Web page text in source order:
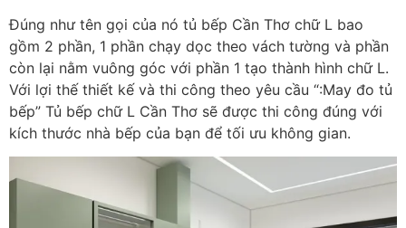
Đúng như tên gọi của nó tủ bếp Cần Thơ chữ L bao
gồm 2 phần, 1 phần chạy dọc theo vách tường và phần
còn lại nằm vuông góc với phần 1 tạo thành hình chữ L.
Với lợi thế thiết kế và thi công theo yêu cầu “:May đo tủ
bếp” Tủ bếp chữ L Cần Thơ sẽ được thi công đúng với
kích thước nhà bếp của bạn để tối ưu không gian.